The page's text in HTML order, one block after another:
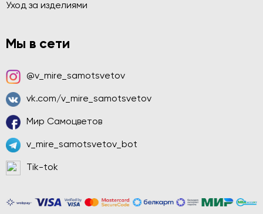
Уход за изделиями
Мы в сети
@v_mire_samotsvetov
vk.com/v_mire_samotsvetov
Мир Самоцветов
v_mire_samotsvetov_bot
Tik-tok